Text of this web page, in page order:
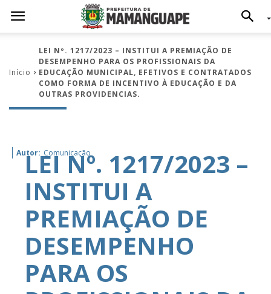
Início
LEI Nº. 1217/2023 – INSTITUI A PREMIAÇÃO DE
DESEMPENHO PARA OS PROFISSIONAIS DA
EDUCAÇÃO MUNICIPAL, EFETIVOS E CONTRATADOS
COMO FORMA DE INCENTIVO À EDUCAÇÃO E DA
OUTRAS PROVIDENCIAS.
Autor: Comunicação
LEI Nº. 1217/2023 –
INSTITUI A
PREMIAÇÃO DE
DESEMPENHO
PARA OS